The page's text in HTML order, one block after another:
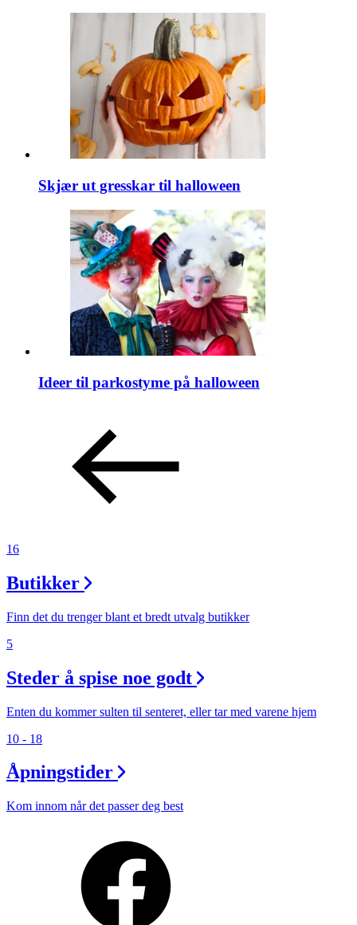
Skjær ut gresskar til halloween
Ideer til parkostyme på halloween
16
Butikker
Finn det du trenger blant et bredt utvalg butikker
5
Steder å spise noe godt
Enten du kommer sulten til senteret, eller tar med varene hjem
10 - 18
Åpningstider
Kom innom når det passer deg best